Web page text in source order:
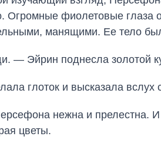
Огромные фиолетовые
манящими. Ее тело
— Эйрин поднесла золотой
глоток и высказала
нежна и прелестна.
цветы.